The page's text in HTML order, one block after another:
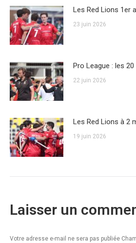
Les Red Lions 1er
23 juin 2026
Pro League : les
22 juin 2026
Les Red Lions à 2
19 juin 2026
Laisser un
Votre adresse e-mail ne sera pas publiée